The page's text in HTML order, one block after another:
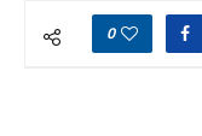
0